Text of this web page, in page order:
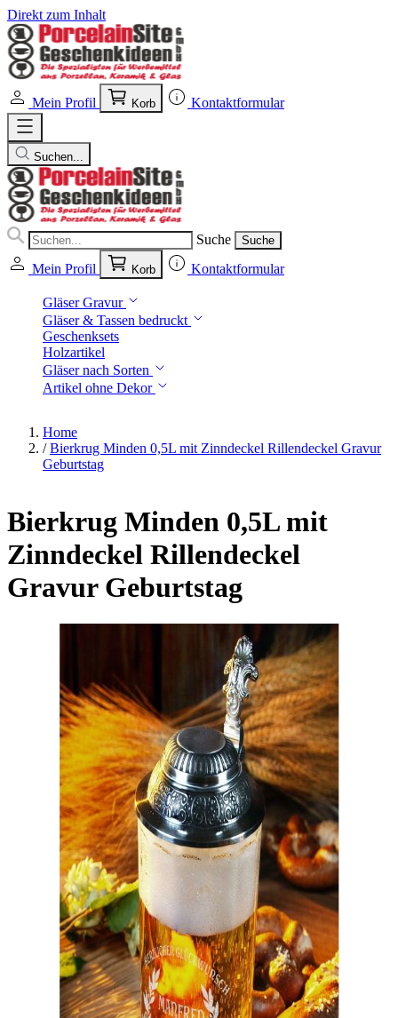
Direkt zum Inhalt
Mein Profil Korb Kontaktformular
Suchen...
Suche Suche
Mein Profil Korb Kontaktformular
Gläser Gravur
Gläser & Tassen bedruckt
Geschenksets
Holzartikel
Gläser nach Sorten
Artikel ohne Dekor
Home
/ Bierkrug Minden 0,5L mit Zinndeckel Rillendeckel Gravur
Geburtstag
Bierkrug Minden 0,5L mit
Zinndeckel Rillendeckel
Gravur Geburtstag